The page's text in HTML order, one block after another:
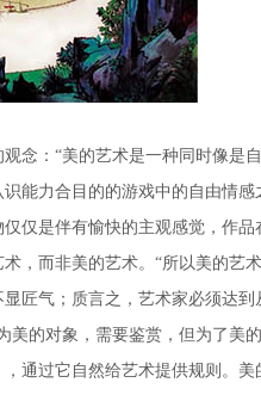
：“美的艺术是一种同时像是
能力合目的的游戏中的自由情
仅是伴有愉快的主观感觉，作
，而非美的艺术。“所以美的
匠气；质言之，艺术家必须达
对象，需要鉴赏，但为了美的
通过它自然给艺术提供规则。